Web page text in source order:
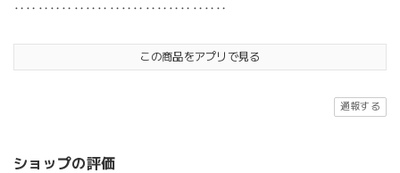
‥‥‥‥‥‥‥‥‥‥‥‥‥‥‥‥‥‥
この商品をアプリで見る
通報する
ショップの評価